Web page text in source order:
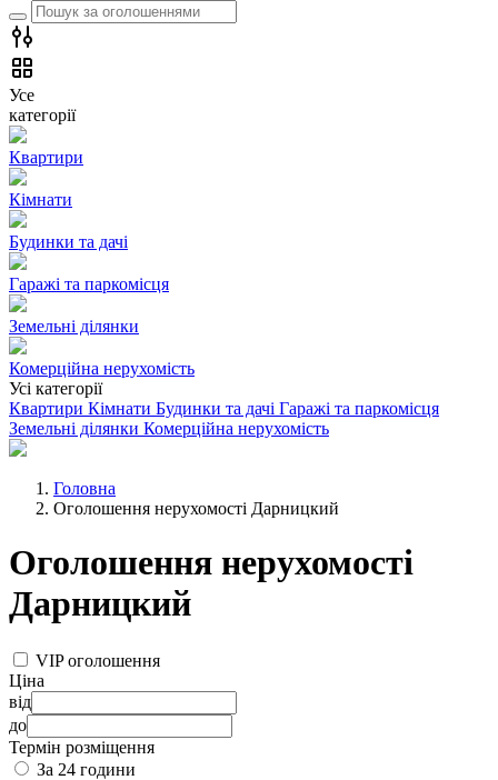
Усе
категорії
Квартири
Кімнати
Будинки та дачі
Гаражі та паркомісця
Земельні ділянки
Комерційна нерухомість
Усі категорії
Квартири Кімнати Будинки та дачі Гаражі та паркомісця
Земельні ділянки Комерційна нерухомість
Головна
Оголошення нерухомості Дарницкий
Оголошення нерухомості
Дарницкий
VIP оголошення
Ціна
від
до
Термін розміщення
За 24 години